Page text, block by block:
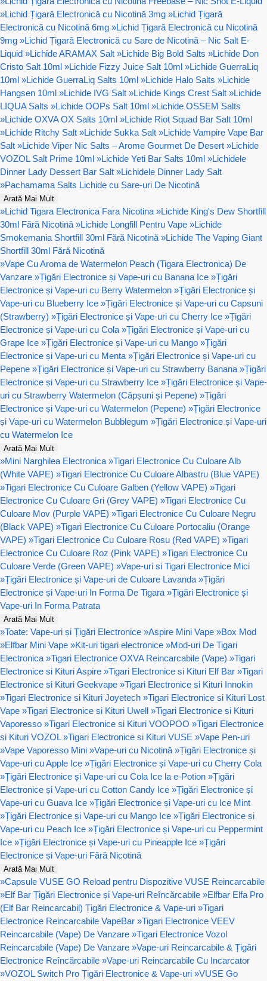
»Lichid Țigară Electronică cu Nicotină 3mg »Lichid Țigară
Electronică cu Nicotină 6mg »Lichid Țigară Electronică cu Nicotină
9mg »Lichid Țigară Electronică cu Sare de Nicotină – Nic Salt E-
Liquid »Lichide ARAMAX Salt »Lichide Big Bold Salts »Lichide Don
Cristo Salt 10ml »Lichide Fizzy Juice Salt 10ml »Lichide GuerraLiq
10ml »Lichide GuerraLiq Salts 10ml »Lichide Halo Salts »Lichide
Hangsen 10ml »Lichide IVG Salt »Lichide Kings Crest Salt »Lichide
LIQUA Salts »Lichide OOPs Salt 10ml »Lichide OSSEM Salts
»Lichide OXVA OX Salts 10ml »Lichide Riot Squad Bar Salt 10ml
»Lichide Ritchy Salt »Lichide Sukka Salt »Lichide Vampire Vape Bar
Salt »Lichide Viper Nic Salts – Arome Gourmet De Desert »Lichide
VOZOL Salt Prime 10ml »Lichide Yeti Bar Salts 10ml »Lichidele
Dinner Lady Dessert Bar Salt »Lichidele Dinner Lady Salt
»Pachamama Salts Lichide cu Sare-uri De Nicotină
Arată Mai Mult
»Lichid Tigara Electronica Fara Nicotina »Lichide King's Dew Shortfill
30ml Fără Nicotină »Lichide Longfill Pentru Vape »Lichide
Smokemania Shortfill 30ml Fără Nicotină »Lichide The Vaping Giant
Shortfill 30ml Fără Nicotină
»Vape Cu Aroma de Watermelon Peach (Tigara Electronica) De
Vanzare »Țigări Electronice și Vape-uri cu Banana Ice »Țigări
Electronice și Vape-uri cu Berry Watermelon »Țigări Electronice și
Vape-uri cu Blueberry Ice »Țigări Electronice și Vape-uri cu Capsuni
(Strawberry) »Țigări Electronice și Vape-uri cu Cherry Ice »Țigări
Electronice și Vape-uri cu Cola »Țigări Electronice și Vape-uri cu
Grape Ice »Țigări Electronice și Vape-uri cu Mango »Țigări
Electronice și Vape-uri cu Menta »Țigări Electronice și Vape-uri cu
Pepene »Țigări Electronice și Vape-uri cu Strawberry Banana »Țigări
Electronice și Vape-uri cu Strawberry Ice »Țigări Electronice și Vape-
uri cu Strawberry Watermelon (Căpșuni și Pepene) »Țigări
Electronice și Vape-uri cu Watermelon (Pepene) »Țigări Electronice
și Vape-uri cu Watermelon Bubblegum »Țigări Electronice și Vape-uri
cu Watermelon Ice
Arată Mai Mult
»Mini Narghilea Electronica »Tigari Electronice Cu Culoare Alb
(White VAPE) »Tigari Electronice Cu Culoare Albastru (Blue VAPE)
»Tigari Electronice Cu Culoare Galben (Yellow VAPE) »Tigari
Electronice Cu Culoare Gri (Grey VAPE) »Tigari Electronice Cu
Culoare Mov (Purple VAPE) »Tigari Electronice Cu Culoare Negru
(Black VAPE) »Tigari Electronice Cu Culoare Portocaliu (Orange
VAPE) »Tigari Electronice Cu Culoare Rosu (Red VAPE) »Tigari
Electronice Cu Culoare Roz (Pink VAPE) »Tigari Electronice Cu
Culoare Verde (Green VAPE) »Vape-uri si Tigari Electronice Mici
»Țigări Electronice și Vape-uri de Culoare Lavanda »Țigări
Electronice și Vape-uri In Forma De Tigara »Țigări Electronice și
Vape-uri In Forma Patrata
Arată Mai Mult
»Toate: Vape-uri și Țigări Electronice »Aspire Mini Vape »Box Mod
»Elfbar Mini Vape »Kit-uri tigari electronice »Mod-uri De Tigari
Electronica »Tigari Electronice OXVA Reincarcabile (Vape) »Tigari
Electronice si Kituri Aspire »Tigari Electronice si Kituri Elf Bar »Tigari
Electronice si Kituri Geekvape »Tigari Electronice si Kituri Innokin
»Tigari Electronice si Kituri Joyetech »Tigari Electronice si Kituri Lost
Vape »Tigari Electronice si Kituri Uwell »Tigari Electronice si Kituri
Vaporesso »Tigari Electronice si Kituri VOOPOO »Tigari Electronice
si Kituri VOZOL »Tigari Electronice si Kituri VUSE »Vape Pen-uri
»Vape Vaporesso Mini »Vape-uri cu Nicotină »Țigări Electronice și
Vape-uri cu Apple Ice »Țigări Electronice și Vape-uri cu Cherry Cola
»Țigări Electronice și Vape-uri cu Cola Ice la e-Potion »Țigări
Electronice și Vape-uri cu Cotton Candy Ice »Țigări Electronice și
Vape-uri cu Guava Ice »Țigări Electronice și Vape-uri cu Ice Mint
»Țigări Electronice și Vape-uri cu Mango Ice »Țigări Electronice și
Vape-uri cu Peach Ice »Țigări Electronice și Vape-uri cu Peppermint
Ice »Țigări Electronice și Vape-uri cu Pineapple Ice »Țigări
Electronice și Vape-uri Fără Nicotină
Arată Mai Mult
»Capsule VUSE GO Reload pentru Dispozitive VUSE Reincarcabile
»Elf Bar Țigări Electronice și Vape-uri Reîncărcabile »Elfbar Elfa Pro
(Elf Bar Reincarcabil) Țigări Electronice & Vape-uri »Tigari
Electronice Reincarcabile VapeBar »Tigari Electronice VEEV
Reincarcabile (Vape) De Vanzare »Tigari Electronice Vozol
Reincarcabile (Vape) De Vanzare »Vape-uri Reincarcabile & Țigări
Electronice Reîncărcabile »Vape-uri Reincarcabile Cu Incarcator
»VOZOL Switch Pro Țigări Electronice & Vape-uri »VUSE Go